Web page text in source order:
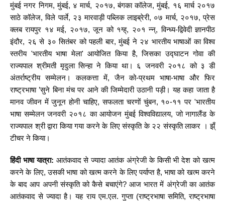
मुंबई नगर निगम, मुंबई, ४ मार्च, २०१७, बंगका कॉलेज, मुंबई, १६ मार्च २०१७
साठे कॉलेज, विले पार्ले, २३ मारवाड़ी पब्लिक लाइब्रेरी, ०७ मार्च, २०१७, प्रेस
क्लब रायपुर १४ मई, २०१७, जून को १ग्ह्, २०१ न्न्, विन्ध्य-द्विवेदी ज्ञानपीठ
इंदौर, २६ से ३० सितंबर को पहली बार, मुंबई ने २४ भारतीय भाषाओं का विश्व
स्तरीय 'भारतीय भाषा मेला' आयोजित किया है, जिसका उद्घाटन गोवा की
राज्यपाल श्रीमती मृदुला सिन्हा ने किया था। ६ जनवरी २०१८ को ३ डी
अंतर्राष्ट्रीय सम्मेलन। कलकत्ता में, जैन को-प्रथम भाषा-भाषा और फिर
राष्ट्रभाषा ’सुने बिना मंच पर आने की जिम्मेदारी उठानी पड़ी। यह कहा जाता है
मानव जीवन में जुनून होनी चाहिए, सफलता चरणों चुंबन, १०-११ पर 'भारतीय
भाषा सम्मेलन जनवरी २०१८ का आयोजन मुंबई विश्वविद्यालय, जो नागालैंड के
राज्यपाल श्री द्वारा किया गया करने के लिए संस्कृति के २२ संस्कृति लाकर । झ्ँ
टीचर ने किया।
हिंदी भाषा यात्रा: आतंकवाद से ज्यादा आतंक अंग्रेजी के किसी भी देश को खत्म
करने के लिए, उसकी भाषा को खत्म करने के लिए पर्याप्त है, भाषा को खत्म करने
के बाद आप अपनी संस्कृति को कैसे बचाएंगे? आज भारत में अंग्रेजी का आतंक
आतंकवाद से ज्यादा है। यह राय एम.एल. गुप्ता (राष्ट्रभाषा समिति, राष्ट्रभाषा